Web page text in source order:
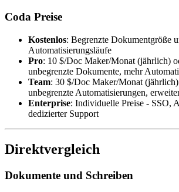
Coda Preise
Kostenlos: Begrenzte Dokumentgröße
Automatisierungsläufe
Pro: 10 $/Doc Maker/Monat (jährlich)
unbegrenzte Dokumente, mehr
Team: 30 $/Doc Maker/Monat
unbegrenzte Automatisierungen,
Enterprise: Individuelle Preise - SSO,
dedizierter Support
Direktvergleich
Dokumente und Schreiben